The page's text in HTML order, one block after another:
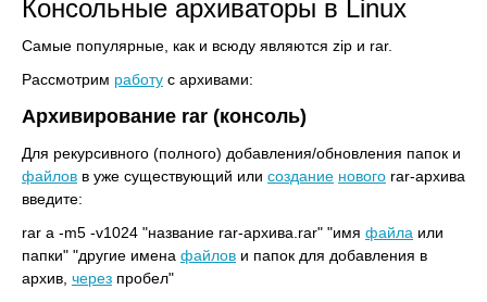
Консольные архиваторы в Linux
Самые популярные, как и всюду являются zip и rar.
Рассмотрим работу с архивами:
Архивирование rar (консоль)
Для рекурсивного (полного) добавления/обновления папок и
файлов в уже существующий или создание нового rar-архива
введите:
rar a -m5 -v1024 "название rar-архива.rar" "имя файла или
папки" "другие имена файлов и папок для добавления в
архив, через пробел"